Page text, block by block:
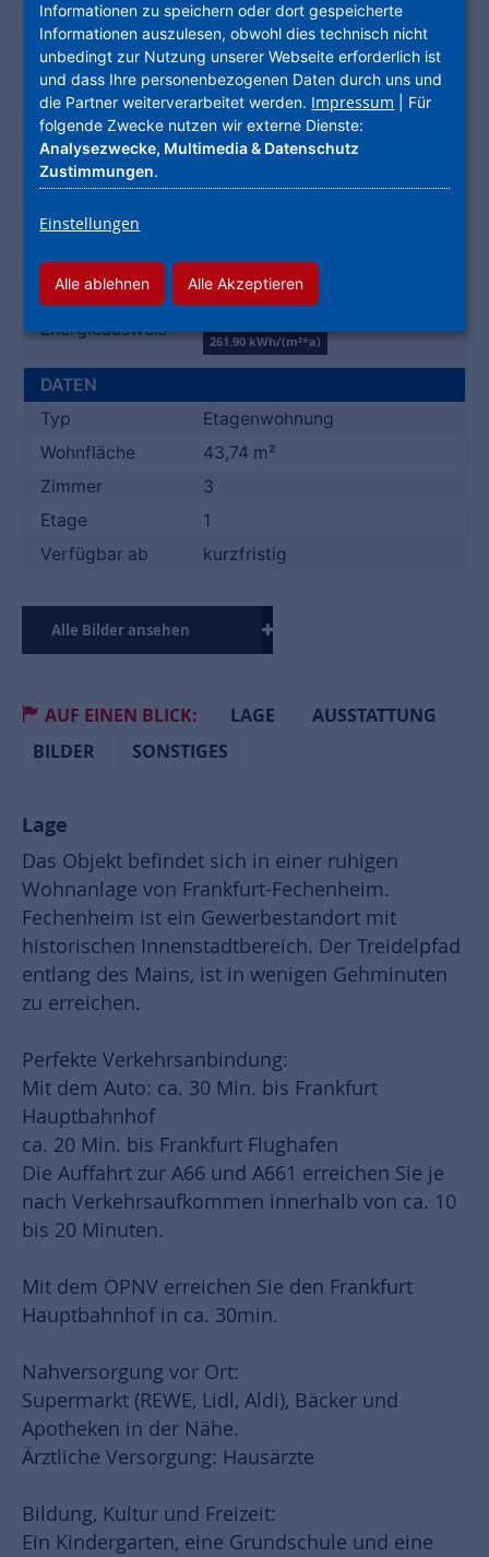
Nebenkosten
119,50 €
Heizkosten
69,98 €
Gesamtmiete
(brutto)
767,48 €
Kaution
1.734,00 €
GEBÄUDE
Energieträger
Gas
Energieausweis
BEDARFSAUSWEIS
261.90 kWh/(m²*a)
DATEN
Typ
Etagenwohnung
Wohnfläche
43,74 m²
Zimmer
3
Etage
1
Verfügbar ab
kurzfristig
Alle Bilder ansehen
AUF EINEN BLICK: LAGE
AUSSTATTUNG
BILDER
SONSTIGES
Lage
Das Objekt befindet sich in einer ruhigen
Wohnanlage von Frankfurt-Fechenheim.
Fechenheim ist ein Gewerbestandort mit
historischen Innenstadtbereich. Der Treidelpfad
entlang des Mains, ist in wenigen Gehminuten
zu erreichen.
Perfekte Verkehrsanbindung:
Mit dem Auto: ca. 30 Min. bis Frankfurt
Hauptbahnhof
ca. 20 Min. bis Frankfurt Flughafen
Die Auffahrt zur A66 und A661 erreichen Sie je
nach Verkehrsaufkommen innerhalb von ca. 10
bis 20 Minuten.
Mit dem ÖPNV erreichen Sie den Frankfurt
Hauptbahnhof in ca. 30min.
Nahversorgung vor Ort:
Supermarkt (REWE, Lidl, Aldi), Bäcker und
Apotheken in der Nähe.
Ärztliche Versorgung: Hausärzte
Bildung, Kultur und Freizeit:
Ein Kindergarten, eine Grundschule und eine
Informationen zu speichern oder dort gespeicherte
Informationen auszulesen, obwohl dies technisch nicht
unbedingt zur Nutzung unserer Webseite erforderlich ist
und dass Ihre personenbezogenen Daten durch uns und
die Partner weiterverarbeitet werden. Impressum | Für
folgende Zwecke nutzen wir externe Dienste:
Analysezwecke, Multimedia & Datenschutz
Zustimmungen.
Einstellungen
Alle ablehnen Alle Akzeptieren